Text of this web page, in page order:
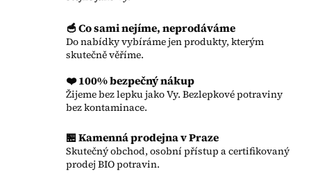
🥣 Co sami nejíme, neprodáváme
Do nabídky vybíráme jen produkty, kterým
skutečně věříme.
❤️ 100% bezpečný nákup
Žijeme bez lepku jako Vy. Bezlepkové potraviny
bez kontaminace.
🏪 Kamenná prodejna v Praze
Skutečný obchod, osobní přístup a certifikovaný
prodej BIO potravin.